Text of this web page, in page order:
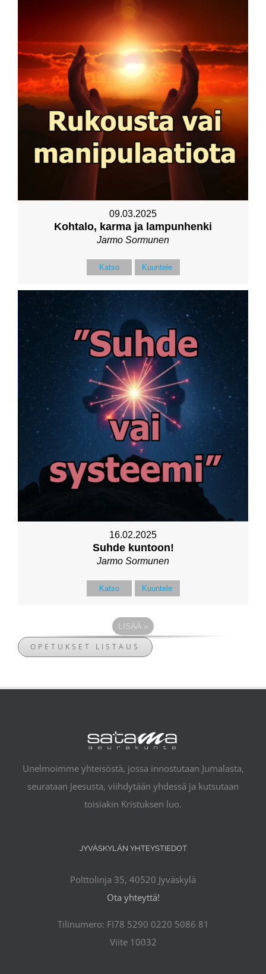
09.03.2025
Kohtalo, karma ja lampunhenki
Jarmo Sormunen
Katso Kuuntele
16.02.2025
Suhde kuntoon!
Jarmo Sormunen
Katso Kuuntele
LISÄÄ »
OPETUKSET LISTAUS
Unelmoimme yhteisöstä, jossa innostutaan Jumalasta,
seurataan Jeesusta, viihdytään yhdessä ja kutsutaan
toisiakin Kristuksen luo.
JYVÄSKYLÄN YHTEYSTIEDOT
Polttolinja 35, 40520 Jyväskylä
Ota yhteyttä!
Tilinumero: FI78 5290 0220 5086 81
Viite 10032